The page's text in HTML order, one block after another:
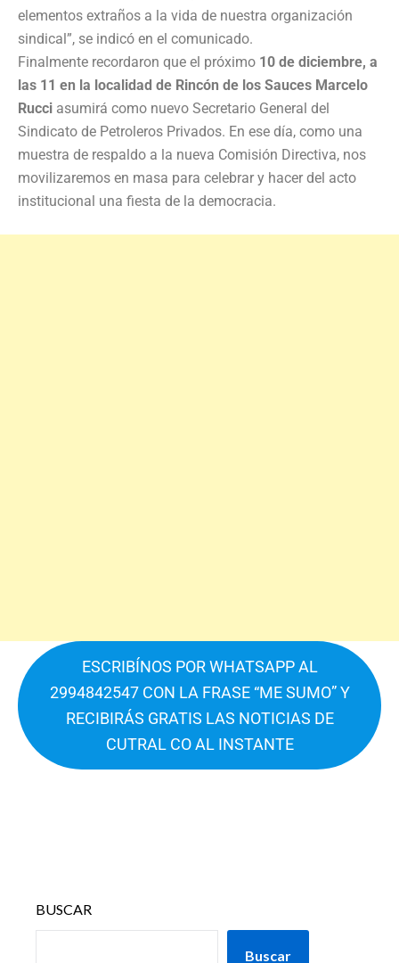
elementos extraños a la vida de nuestra organización
sindical”, se indicó en el comunicado.
Finalmente recordaron que el próximo 10 de diciembre, a
las 11 en la localidad de Rincón de los Sauces Marcelo
Rucci asumirá como nuevo Secretario General del
Sindicato de Petroleros Privados. En ese día, como una
muestra de respaldo a la nueva Comisión Directiva, nos
movilizaremos en masa para celebrar y hacer del acto
institucional una fiesta de la democracia.
ESCRIBÍNOS POR WHATSAPP AL
2994842547 CON LA FRASE “ME SUMO” Y
RECIBIRÁS GRATIS LAS NOTICIAS DE
CUTRAL CO AL INSTANTE
BUSCAR
Buscar